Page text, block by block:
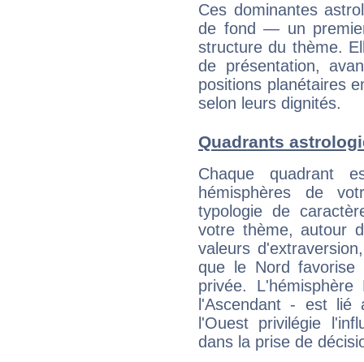
Ces dominantes
de fond — un
structure du thème.
de présentation,
positions planétaires
selon leurs dignités.
Quadrants
Chaque quadrant
hémisphères de
typologie de
votre thème, autour
valeurs
que le Nord favorise
privée.
l'Ascendant - est
l'Ouest privilégie
dans la prise de